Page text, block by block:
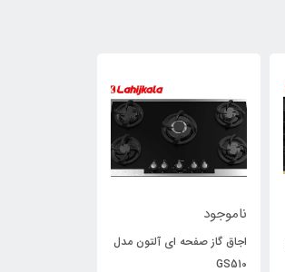
ناموجود
اجاق گاز صفحه ای آلتون مدل
G513